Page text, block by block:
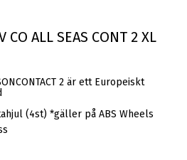
CO ALL SEAS CONT 2 XL
2 är ett Europeiskt
(4st) *gäller på ABS Wheels